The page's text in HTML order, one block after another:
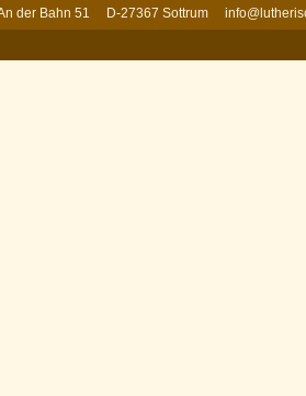
der Bahn 51 D-27367 Sottrum